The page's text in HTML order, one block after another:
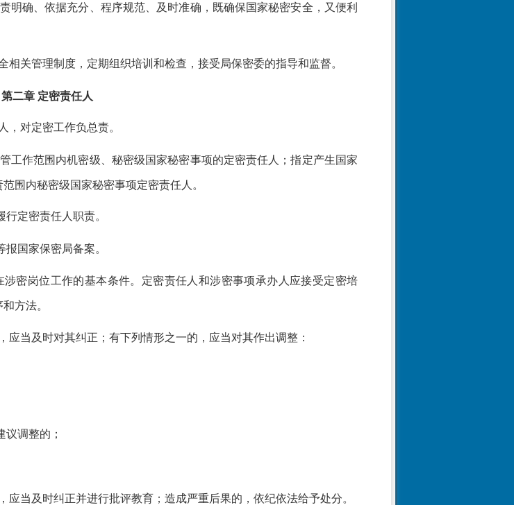
明确、依据充分、程序规范、及时准确，既确保国家秘密安全，又便利
相关管理制度，定期组织培训和检查，接受局保密委的指导和监督。
第二章 定密责任人
，对定密工作负总责。
工作范围内机密级、秘密级国家秘密事项的定密责任人；指定产生国家
围内秘密级国家秘密事项定密责任人。
定密责任人职责。
国家保密局备案。
密岗位工作的基本条件。定密责任人和涉密事项承办人应接受定密培
方法。
应当及时对其纠正；有下列情形之一的，应当对其作出调整：
议调整的；
应当及时纠正并进行批评教育；造成严重后果的，依纪依法给予处分。